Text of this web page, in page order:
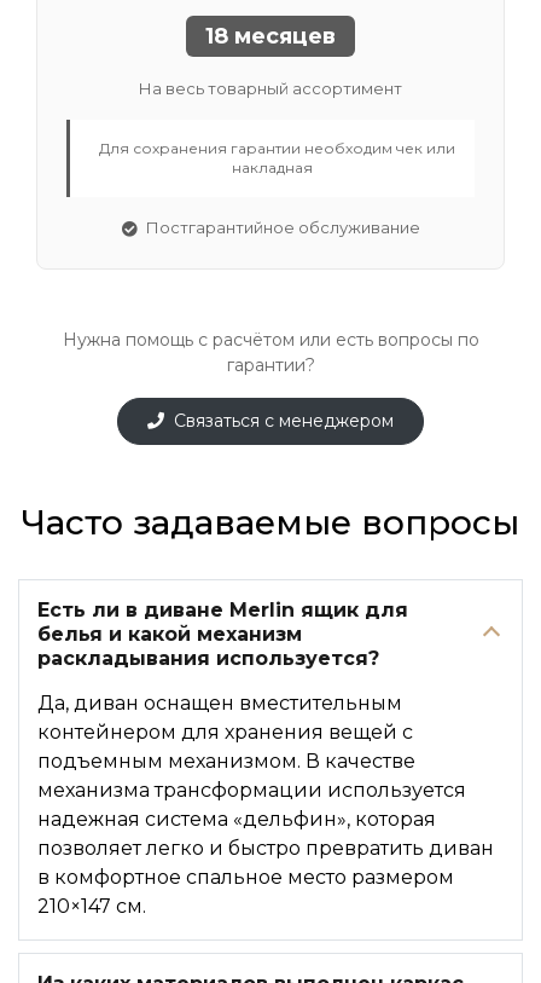
18 месяцев
На весь товарный ассортимент
Для сохранения гарантии необходим чек или
накладная
Постгарантийное обслуживание
Нужна помощь с расчётом или есть вопросы по
гарантии?
Связаться с менеджером
Часто задаваемые вопросы
Есть ли в диване Merlin ящик для
белья и какой механизм
раскладывания используется?
Да, диван оснащен вместительным
контейнером для хранения вещей с
подъемным механизмом. В качестве
механизма трансформации используется
надежная система «дельфин», которая
позволяет легко и быстро превратить диван
в комфортное спальное место размером
210×147 см.